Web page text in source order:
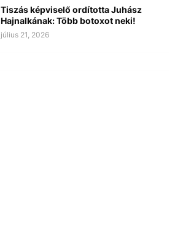
Tiszás képviselő ordította Juhász
Hajnalkának: Több botoxot neki!
július 21, 2026